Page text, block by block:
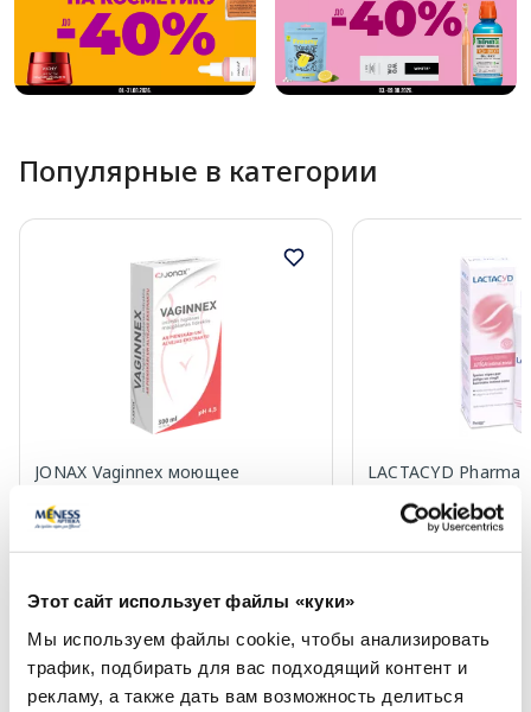
Этот сайт использует файлы «куки»
Мы используем файлы cookie, чтобы анализировать
трафик, подбирать для вас подходящий контент и
рекламу, а также дать вам возможность делиться
Популярные в категории
JONAX Vaginnex моющее
300 мл
В корзину
LACTACYD Pharma
гигиены, 250 мл